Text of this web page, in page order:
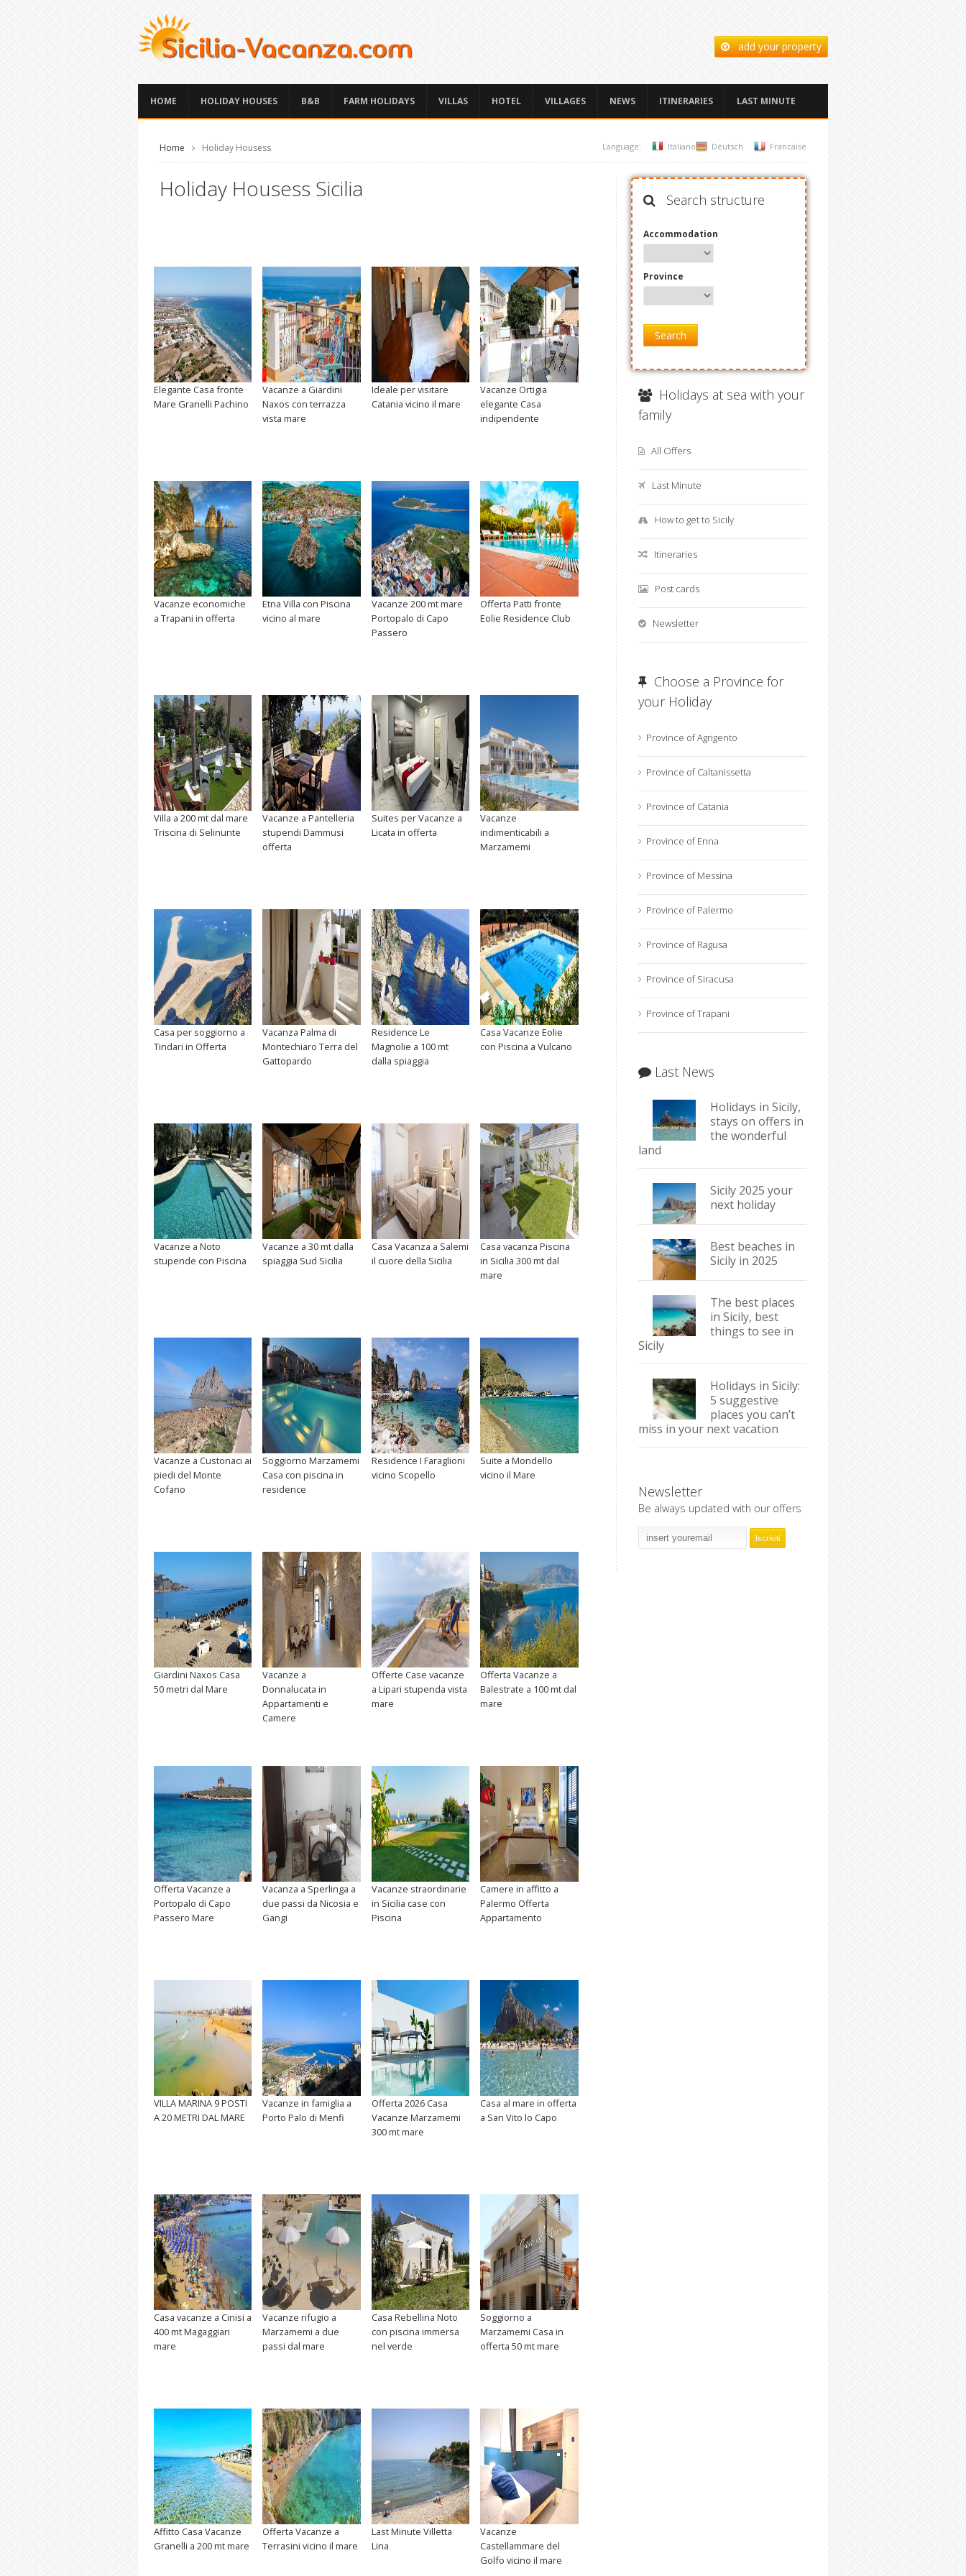
add your property
HOME HOLIDAY HOUSES B&B FARM HOLIDAYS VILLAS HOTEL VILLAGES NEWS ITINERARIES LAST MINUTE
Home Holiday Housess Language: Italiano Deutsch Francaise
Holiday Housess Sicilia
Elegante Casa fronte
Mare Granelli Pachino
Vacanze a Giardini
Naxos con terrazza
vista mare
Ideale per visitare
Catania vicino il mare
Vacanze Ortigia
elegante Casa
indipendente
Vacanze economiche
a Trapani in offerta
Etna Villa con Piscina
vicino al mare
Vacanze 200 mt mare
Portopalo di Capo
Passero
Offerta Patti fronte
Eolie Residence Club
Villa a 200 mt dal mare
Triscina di Selinunte
Vacanze a Pantelleria
stupendi Dammusi
offerta
Suites per Vacanze a
Licata in offerta
Vacanze
indimenticabili a
Marzamemi
Casa per soggiorno a
Tindari in Offerta
Vacanza Palma di
Montechiaro Terra del
Gattopardo
Residence Le
Magnolie a 100 mt
dalla spiaggia
Casa Vacanze Eolie
con Piscina a Vulcano
Vacanze a Noto
stupende con Piscina
Vacanze a 30 mt dalla
spiaggia Sud Sicilia
Casa Vacanza a Salemi
il cuore della Sicilia
Casa vacanza Piscina
in Sicilia 300 mt dal
mare
Vacanze a Custonaci ai
piedi del Monte
Cofano
Soggiorno Marzamemi
Casa con piscina in
residence
Residence I Faraglioni
vicino Scopello
Suite a Mondello
vicino il Mare
Giardini Naxos Casa
50 metri dal Mare
Vacanze a
Donnalucata in
Appartamenti e
Camere
Offerte Case vacanze
a Lipari stupenda vista
mare
Offerta Vacanze a
Balestrate a 100 mt dal
mare
Offerta Vacanze a
Portopalo di Capo
Passero Mare
Vacanza a Sperlinga a
due passi da Nicosia e
Gangi
Vacanze straordinarie
in Sicilia case con
Piscina
Camere in affitto a
Palermo Offerta
Appartamento
VILLA MARINA 9 POSTI
A 20 METRI DAL MARE
Vacanze in famiglia a
Porto Palo di Menfi
Offerta 2026 Casa
Vacanze Marzamemi
300 mt mare
Casa al mare in offerta
a San Vito lo Capo
Casa vacanze a Cinisi a
400 mt Magaggiari
mare
Vacanze rifugio a
Marzamemi a due
passi dal mare
Casa Rebellina Noto
con piscina immersa
nel verde
Soggiorno a
Marzamemi Casa in
offerta 50 mt mare
Affitto Casa Vacanze
Granelli a 200 mt mare
Offerta Vacanze a
Terrasini vicino il mare
Last Minute Villetta
Lina
Vacanze
Castellammare del
Golfo vicino il mare
Search structure
Accommodation
Province
Search
Holidays at sea with your
family
All Offers
Last Minute
How to get to Sicily
Itineraries
Post cards
Newsletter
Choose a Province for
your Holiday
Province of Agrigento
Province of Caltanissetta
Province of Catania
Province of Enna
Province of Messina
Province of Palermo
Province of Ragusa
Province of Siracusa
Province of Trapani
Last News
Holidays in Sicily,
stays on offers in
the wonderful
land
Sicily 2025 your
next holiday
Best beaches in
Sicily in 2025
The best places
in Sicily, best
things to see in
Sicily
Holidays in Sicily:
5 suggestive
places you can’t
miss in your next vacation
Newsletter
Be always updated with our offers